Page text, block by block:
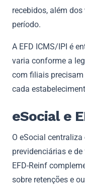
recebidos, além
período.
A EFD ICMS/IPI é
varia conforme a
com filiais
cada
eSocial e
O eSocial
previdenciárias e
EFD-Reinf
sobre retenções e